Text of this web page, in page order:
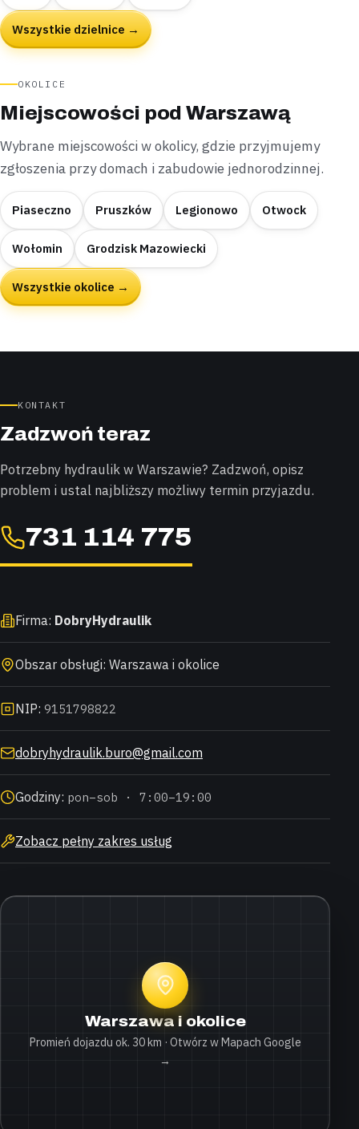
Wszystkie dzielnice →
OKOLICE
Miejscowości pod Warszawą
Wybrane miejscowości w okolicy, gdzie przyjmujemy
zgłoszenia przy domach i zabudowie jednorodzinnej.
Piaseczno Pruszków Legionowo Otwock
Wołomin Grodzisk Mazowiecki
Wszystkie okolice →
KONTAKT
Zadzwoń teraz
Potrzebny hydraulik w Warszawie? Zadzwoń, opisz
problem i ustal najbliższy możliwy termin przyjazdu.
731 114 775
Firma: DobryHydraulik
Obszar obsługi: Warszawa i okolice
NIP: 9151798822
dobryhydraulik.buro@gmail.com
Godziny: pon–sob · 7:00–19:00
Zobacz pełny zakres usług
Warszawa i okolice
Promień dojazdu ok. 30 km · Otwórz w Mapach Google
→